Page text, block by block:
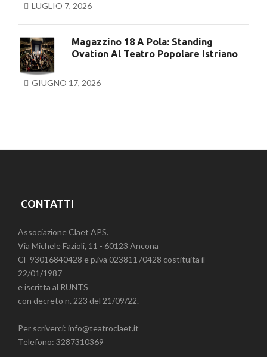
LUGLIO 7, 2026
Magazzino 18 A Pola: Standing
Ovation Al Teatro Popolare Istriano
GIUGNO 17, 2026
CONTATTI
Associazione Claet APS.
Via Michele Fazioli, 11 - 60123 Ancona
CF 93016840428 e p.iva 02381170428 costituita il
22/01/1987
e iscritta al RUNTS
con decreto n. 223 del 21/09/22.
Per scriverci: info@teatroclaet.it
Telefono: 3287310369